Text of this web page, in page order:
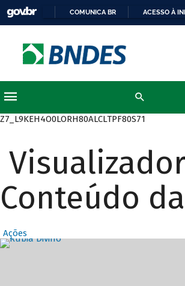
COMUNICA BR ACESSO À
Z7_L9KEH4O0LORH80ALCLTPF80S71
Conteúdo
Ações